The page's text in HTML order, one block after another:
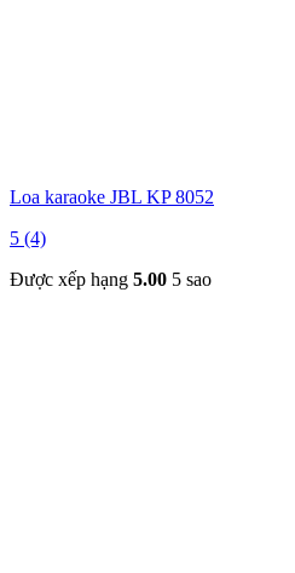
Loa karaoke JBL KP 8052
5 (4)
Được xếp hạng 5.00 5 sao